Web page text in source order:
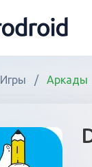
Игры / Аркады